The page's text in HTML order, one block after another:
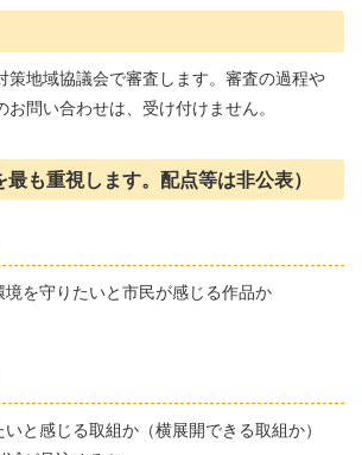
策地域協議会で審査します。審査の過程や
問い合わせは、受け付けません。
も重視します。配点等は非公表）
境を守りたいと市民が感じる作品か
と感じる取組か（横展開できる取組か）